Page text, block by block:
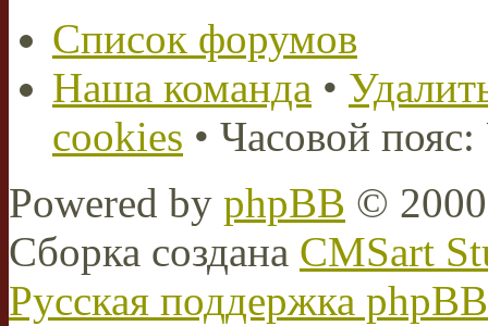
Список форумов
Наша команда •
cookies • Часовой
Powered by phpBB ©
Сборка создана CMSart
Русская поддержка phpBB